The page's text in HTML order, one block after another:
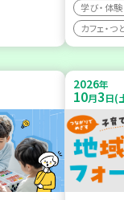
学び・体験
カフェ・つ
2026年
10月3日(